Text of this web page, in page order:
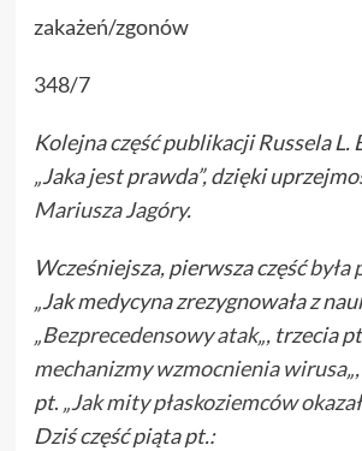
zakażeń/zgonów
348/7
Kolejna część publikacji Russela L.
„Jaka jest prawda”, dzięki
Mariusza Jagóry.
Wcześniejsza, pierwsza częśćbyła
„Jak medycyna zrezygnowała z
„Bezprecedensowy atak„, trzecia
mechanizmy wzmocnienia wirusa
pt. „Jak mity płaskoziemców
Dziś część piąta pt.: